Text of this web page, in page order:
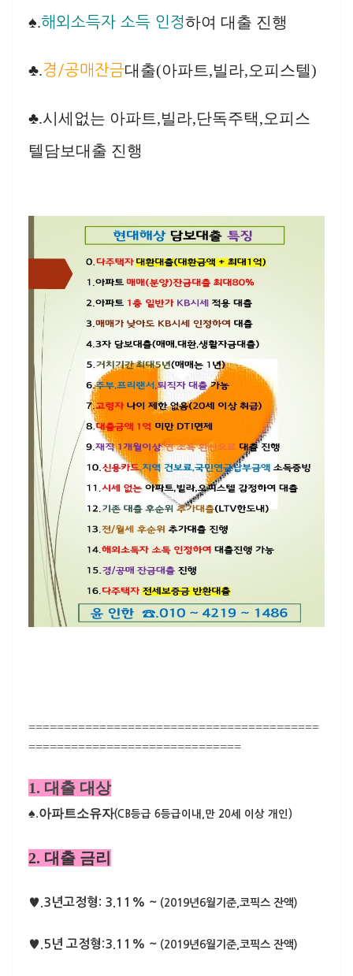
♠.해외소득자 소득 인정하여 대출 진행
♣.경/공매잔금대출(아파트,빌라,오피스텔)
♣.시세없는 아파트,빌라,단독주택,오피스
텔담보대출 진행
=========================================
==============================
1. 대출 대상
♠.아파트소유자(CB등급 6등급이내,만 20세 이상 개인)
2. 대출 금리
♥.3년고정형: 3.11% ~ (2019년6월기준,코픽스 잔액)
♥.5년 고정형:3.11% ~ (2019년6월기준,코픽스 잔액)